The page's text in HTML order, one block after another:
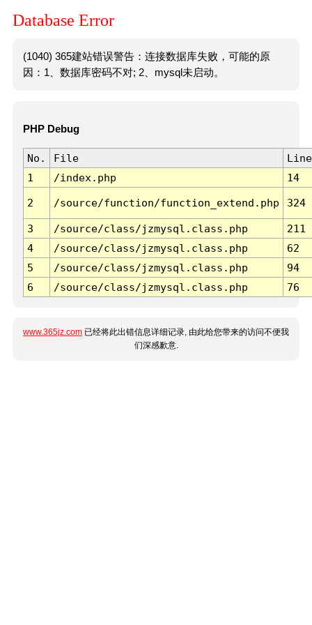
Database Error
(1040) 365建站错误警告：连接数据库失败，可能的原
因：1、数据库密码不对; 2、mysql未启动。
PHP Debug
No. File
Line
1
/index.php 14
2 /source/function/function_extend.php 324
3 /source/class/jzmysql.class.php
211
4
/source/class/jzmysql.class.php
62
5
/source/class/jzmysql.class.php
94
6
/source/class/jzmysql.class.php 76
www.365jz.com 已经将此出错信息详细记录, 由此给您带来的访问不便我
们深感歉意.